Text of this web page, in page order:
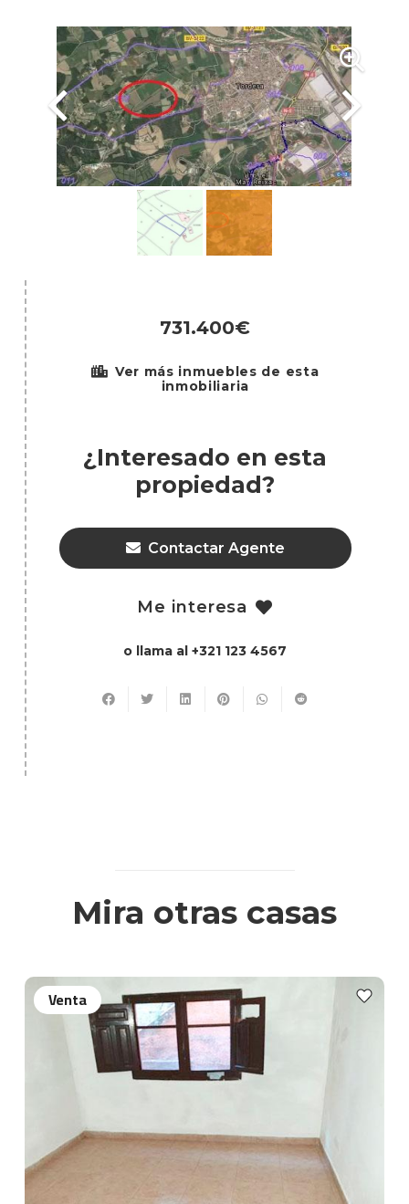
731.400€
Ver más inmuebles de esta
inmobiliaria
¿Interesado en esta
propiedad?
Contactar Agente
Me interesa
o llama al +321 123 4567
Mira otras casas
Venta